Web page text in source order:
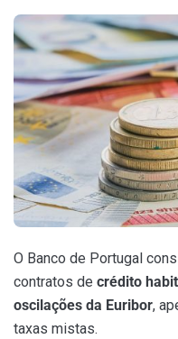
O Banco de Portugal
contratos de crédito
oscilações da Euribor,
taxas mistas.